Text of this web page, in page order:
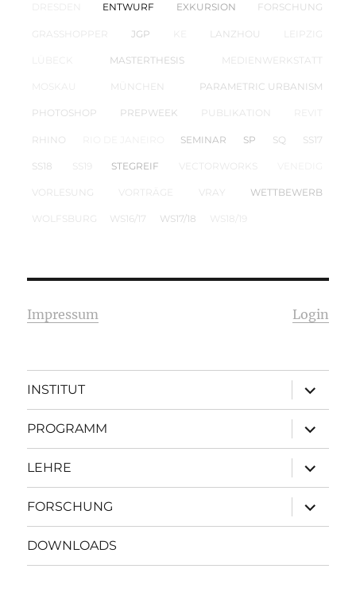
ENTWURF EXKURSION FORSCHUNG
GRASSHOPPER JGP LANZHOU LEIPZIG
MASTERTHESIS MEDIENWERKSTATT
MÜNCHEN PARAMETRIC URBANISM
PHOTOSHOP PREPWEEK PUBLIKATION
RHINO SEMINAR SP SQ SS17
SS18 SS19 STEGREIF VECTORWORKS
VORLESUNG VORTRÄGE VRAY WETTBEWERB
WOLFSBURG WS16/17 WS17/18 WS18/19
Impressum Login
INSTITUT
öffnen
PROGRAMM
öffnen
LEHRE
öffnen
FORSCHUNG
öffnen
DOWNLOADS